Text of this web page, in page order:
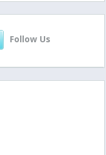
Follow Us